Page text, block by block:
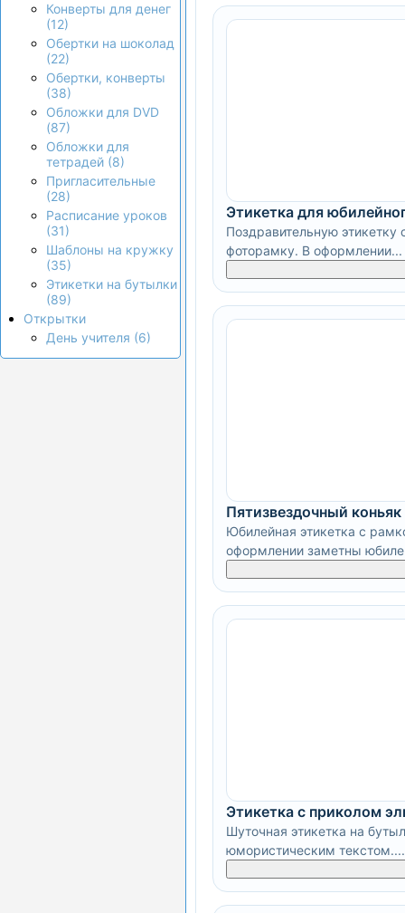
Конверты для денег
(12)
Обертки на шоколад
(22)
Обертки, конверты
(38)
Обложки для DVD
(87)
Обложки для
тетрадей (8)
Пригласительные
(28)
Расписание уроков
(31)
Шаблоны на кружку
(35)
Этикетки на бутылки
(89)
Открытки
День учителя (6)
Этикетка для
Поздравительную
фоторамку. В оформлении...
Пятизвездочный
Юбилейная этикетка с
оформлении заметны
Этикетка с приколом
Шуточная этикетка на
юмористическим текстом....